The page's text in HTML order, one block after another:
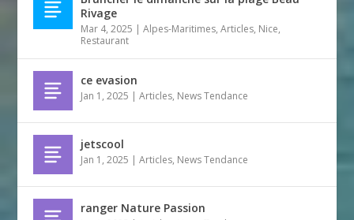
Rivage
Mar 4, 2025 |Alpes-Maritimes,Articles, Nice,
Restaurant
ce evasion
Jan 1, 2025 |Articles, News Tendance
jetscool
Jan 1, 2025 |Articles, News Tendance
ranger Nature Passion